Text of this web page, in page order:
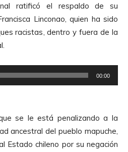
ratificó el respaldo de su
Linconao, quien ha sido
racistas, dentro y fuera de la
00:00
se le está penalizando a la
ancestral del pueblo mapuche,
Estado chileno por su negación